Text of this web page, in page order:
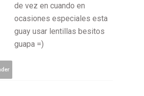
de vez en cuando en
ocasiones especiales esta
guay usar lentillas besitos
guapa =)